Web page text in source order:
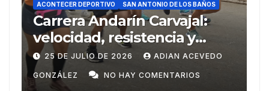
SAN ANTONIO DE LOS BAÑOS
Del Ariguanabo a los
Centroamericanos de Santo
Domingo
20 DE JULIO DE 2026 ADIAN ACEVEDO
GONZÁLEZ NO HAY COMENTARIOS